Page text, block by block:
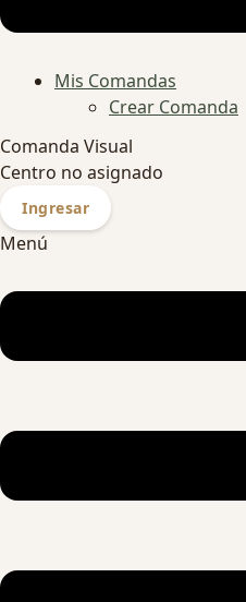
Mis Comandas
Crear Comanda
Comanda Visual
Centro no asignado
Ingresar
Menú